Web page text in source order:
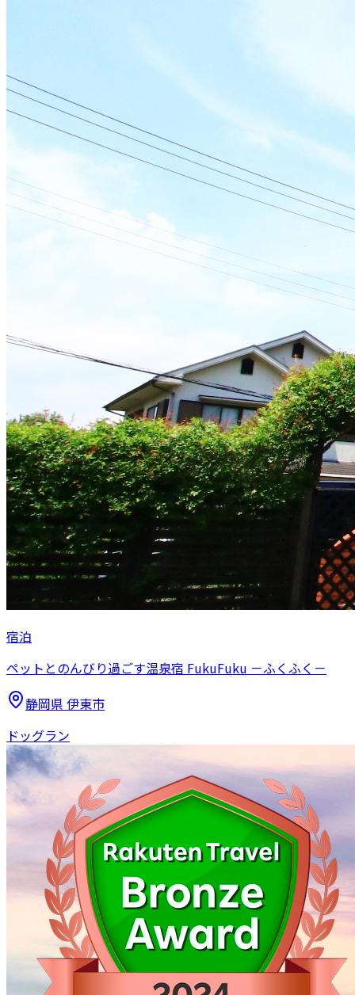
宿泊
ペットとのんびり過ごす温泉宿 FukuFuku －ふくふく－
静岡県 伊東市
ドッグラン